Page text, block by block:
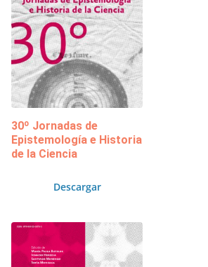
30º Jornadas de
Epistemología e Historia
de la Ciencia
Descargar